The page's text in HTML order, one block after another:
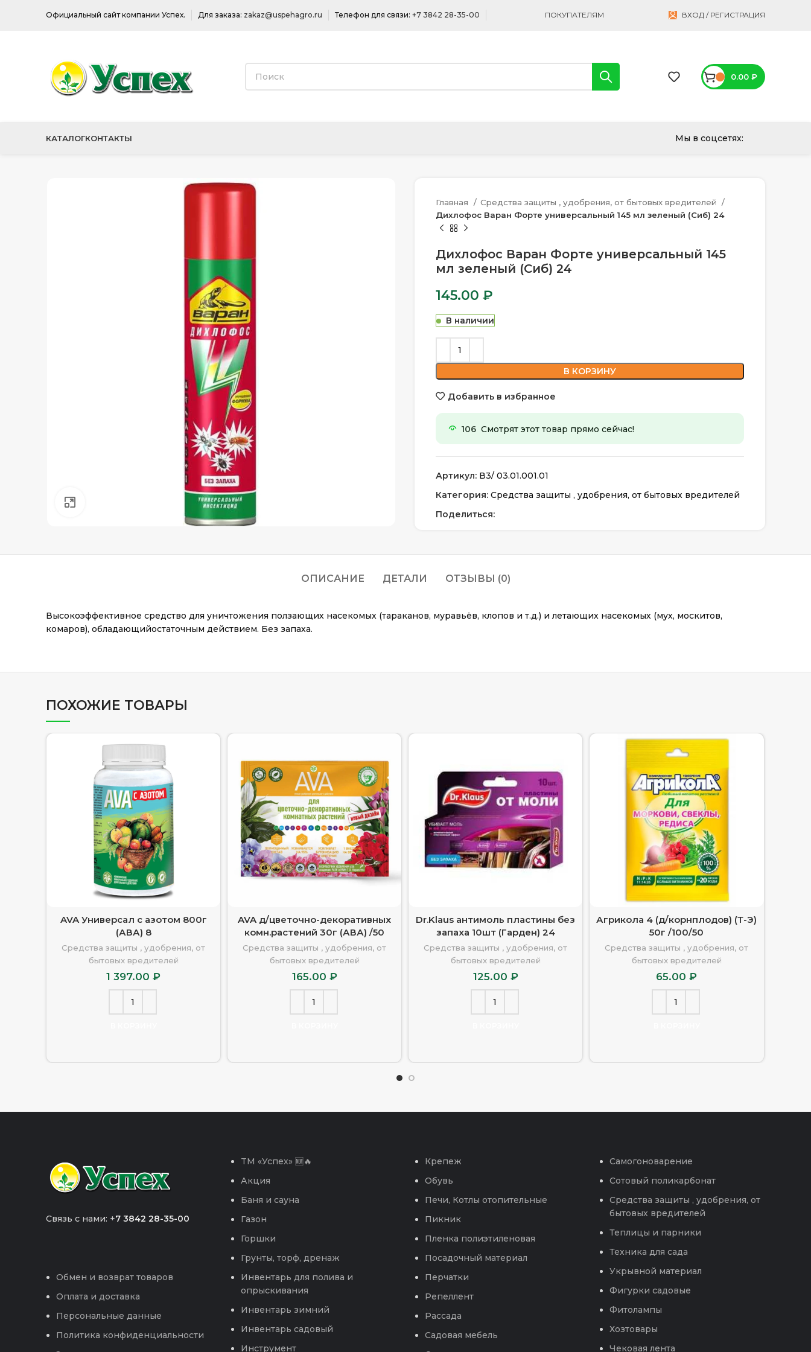
Официальный сайт компании Успех. Для заказа: zakaz@uspehagro.ru Телефон для связи: +7 3842 28-35-00 ПОКУПАТЕЛЯМ ВХОД / РЕГИСТРАЦИЯ
0.00 ₽
КАТАЛОГКОНТАКТЫ Мы в соцсетях:
Нажмите, чтобы увеличить
Главная
Средства защиты , удобрения, от бытовых вредителей
Дихлофос Варан Форте универсальный 145 мл зеленый (Сиб) 24
Дихлофос Варан Форте универсальный 145
мл зеленый (Сиб) 24
145.00 ₽
В наличии
В КОРЗИНУ
Добавить в избранное
106 Смотрят этот товар прямо сейчас!
Артикул: В3/ 03.01.001.01
Категория: Средства защиты , удобрения, от бытовых вредителей
Поделиться:
ОПИСАНИЕ ДЕТАЛИ ОТЗЫВЫ (0)
Высокоэффективное средство для уничтожения ползающих насекомых (тараканов, муравьёв, клопов и т.д.) и летающих насекомых (мух, москитов,
комаров), обладающийостаточным действием. Без запаха.
ПОХОЖИЕ ТОВАРЫ
AVA Универсал с азотом 800г
(АВА) 8
Средства защиты , удобрения, от
бытовых вредителей
1 397.00₽
AVA д/цветочно-декоративных
комн.растений 30г (АВА) /50
Средства защиты , удобрения, от
бытовых вредителей
165.00 ₽
Dr.Klaus антимоль пластины без
запаха 10шт (Гарден) 24
Средства защиты , удобрения, от
бытовых вредителей
125.00 ₽
Агрикола 4 (д/корнплодов) (Т-Э)
50г /100/50
Средства защиты , удобрения, от
бытовых вредителей
65.00₽
Связь с нами: +7 3842 28-35-00
Обмен и возврат товаров
Оплата и доставка
Персональные данные
Политика конфиденциальности
TM «Успех» 🆕🔥
Акция
Баня и сауна
Газон
Горшки
Грунты, торф, дренаж
Инвентарь для полива и
опрыскивания
Инвентарь зимний
Инвентарь садовый
Инструмент
Крепеж
Обувь
Печи, Котлы отопительные
Пикник
Пленка полиэтиленовая
Посадочный материал
Перчатки
Репеллент
Рассада
Садовая мебель
Самогоноварение
Сотовый поликарбонат
Средства защиты , удобрения, от
бытовых вредителей
Теплицы и парники
Техника для сада
Укрывной материал
Фигурки садовые
Фитолампы
Хозтовары
Чековая лента